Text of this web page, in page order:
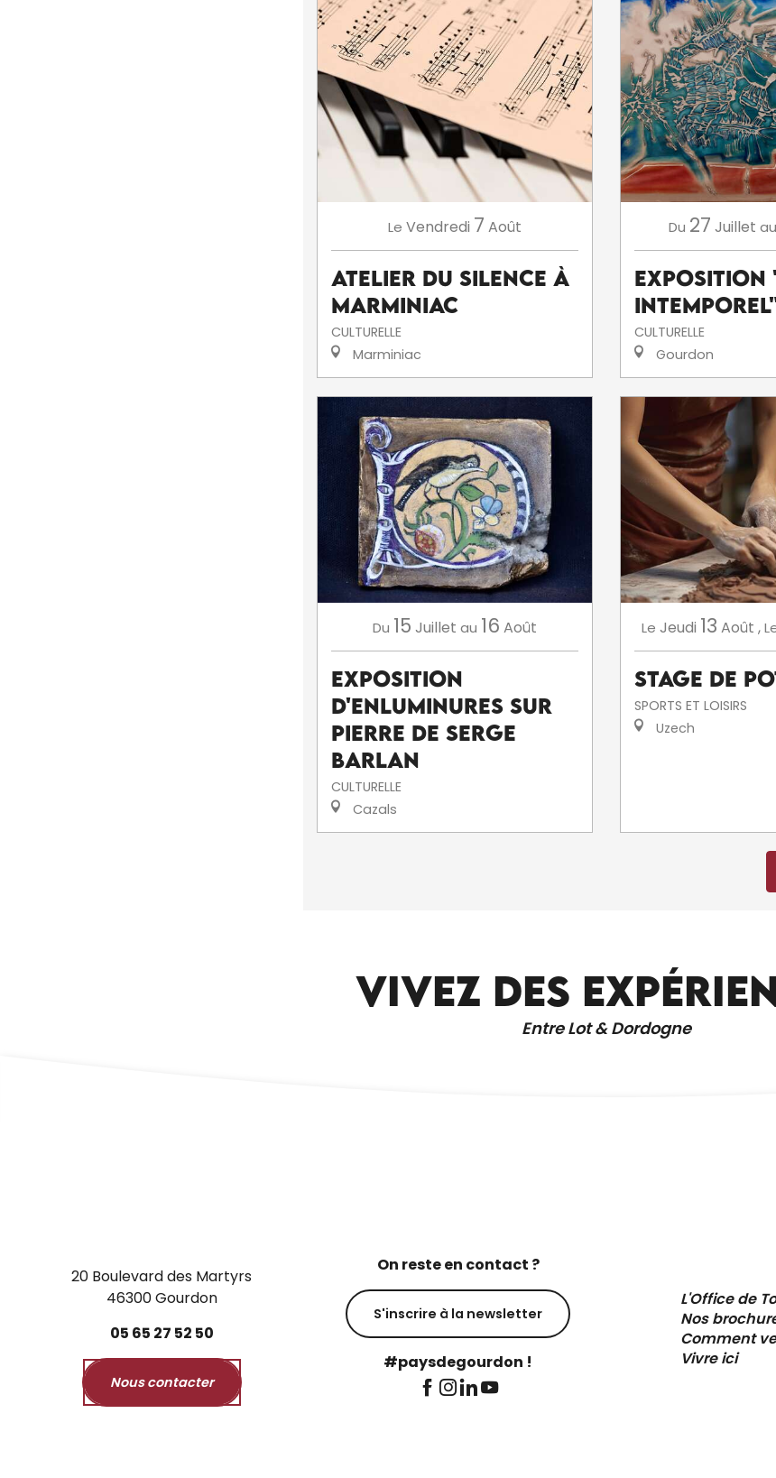
Le Vendredi 7 Août
Atelier du silence à
Marminiac
CULTURELLE
Marminiac
Du 27 Juillet au
Exposition
CULTURELLE
Gourdon
Du 15 Juillet au 16 Août
Exposition
d'enluminures sur
pierre de Serge
Barlan
CULTURELLE
Cazals
Le Jeudi 13 Août ,
Stage de
SPORTS ET LOISIRS
Uzech
VIVEZ DES
Entre Lot & Dordogne
AROMATIQUES TROPICALES
20 Boulevard des Martyrs
46300 Gourdon
05 65 27 52 50
Nous contacter
On reste en contact ?
S'inscrire à la newsletter
#paysdegourdon !
L'Office de
Nos
Comment
Vivre ici